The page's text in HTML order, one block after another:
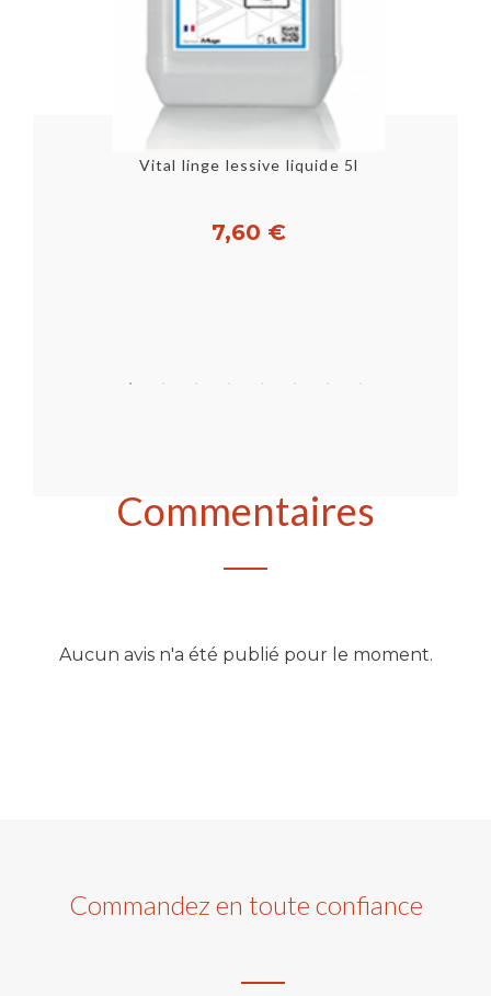
Vital linge lessive liquide 5l
7,60 €
Commentaires
Aucun avis n'a été publié pour le moment.
Commandez en toute confiance